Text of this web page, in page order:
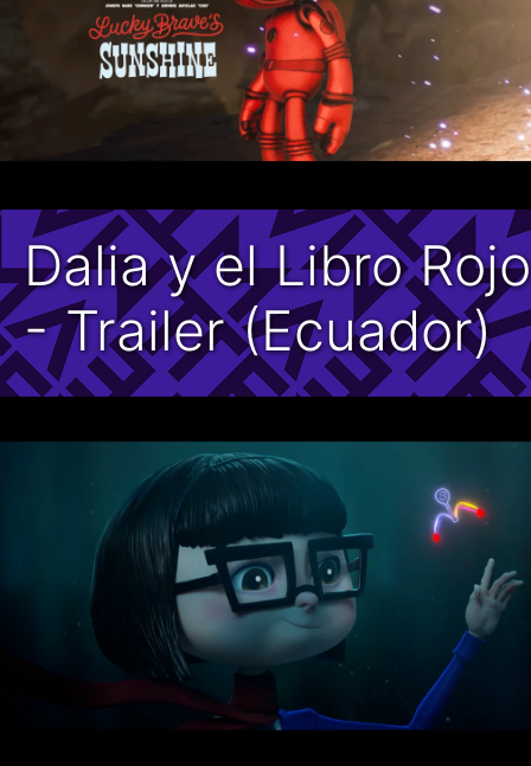
Dalia y el Libro Rojo
- Trailer (Ecuador)